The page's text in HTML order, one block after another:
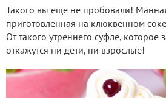
Такого вы еще не пробовали!
приготовленная на клюквенном
От такого утреннего суфле, которое
откажутся ни дети, ни взрослые!